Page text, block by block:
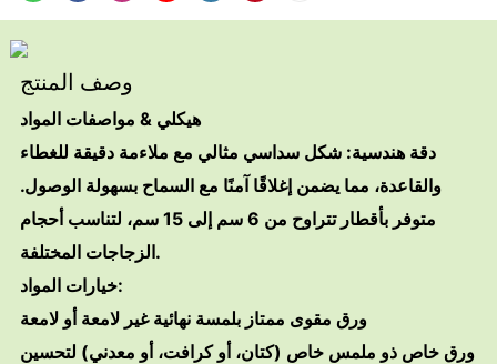
وصف المنتج
هيكلي & مواصفات المواد
دقة هندسية: شكل سداسي مثالي مع ملاءمة دقيقة للغطاء
والقاعدة، مما يضمن إغلاقًا آمنًا مع السماح بسهولة الوصول.
متوفر بأقطار تتراوح من 6 سم إلى 15 سم، لتناسب أحجام
الزجاجات المختلفة.
خيارات المواد:
ورق مقوى ممتاز بلمسة نهائية غير لامعة أو لامعة
ورق خاص ذو ملمس خاص (كتان، أو كرافت، أو معدني) لتحسين